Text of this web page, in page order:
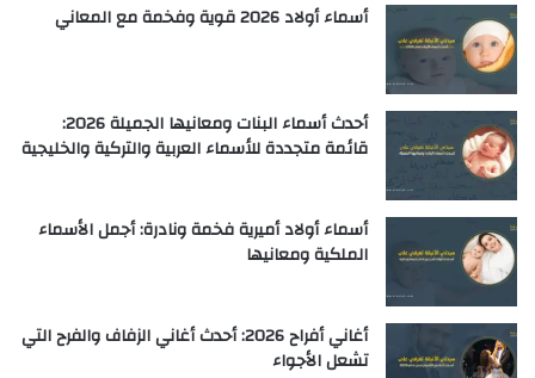
أسماء أولاد 2026 قوية وفخمة مع المعاني
أحدث أسماء البنات ومعانيها الجميلة 2026:
قائمة متجددة للأسماء العربية والتركية والخليجية
أسماء أولاد أميرية فخمة ونادرة: أجمل الأسماء
الملكية ومعانيها
أغاني أفراح 2026: أحدث أغاني الزفاف والفرح التي
تشعل الأجواء